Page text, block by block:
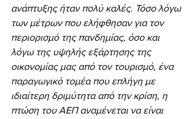
ανάπτυξης ήταν πολύ καλές. Τόσο λόγω
των μέτρων που ελήφθησαν για τον
περιορισμό της πανδημίας, όσο και
λόγω της υψηλής εξάρτησης της
οικονομίας μας από τον τουρισμό, ένα
παραγωγικό τομέα που επλήγη με
ιδιαίτερη δριμύτητα από την κρίση, η
πτώση του ΑΕΠ αναμένεται να είναι